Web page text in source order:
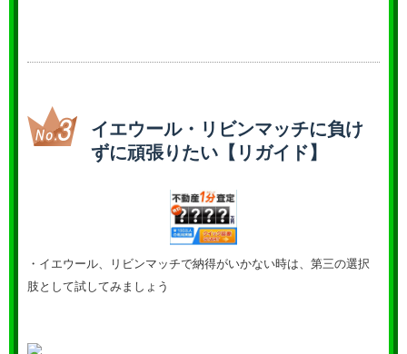
イエウール・リビンマッチに負け
ずに頑張りたい【リガイド】
・イエウール、リビンマッチで納得がいかない時は、第三の選択
肢として試してみましょう